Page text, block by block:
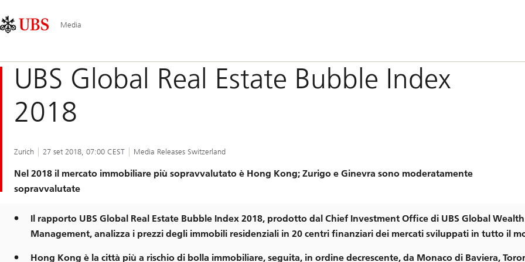
Area
principale
Media
UBS Global Real Estate Bubble Index
2018
Zurich 27 set 2018, 07:00 CEST Media Releases Switzerland
Nel 2018 il mercato immobiliare più sopravvalutato è Hong Kong; Zurigo e Ginevra sono moderatamente
sopravvalutate
Il rapporto UBS Global Real Estate Bubble Index 2018, prodotto dal Chief Investment Office di UBS Global Wealth
Management, analizza i prezzi degli immobili residenziali in 20 centri finanziari dei mercati sviluppati in tutto il
Hong Kong è la città più a rischio di bolla immobiliare, seguita, in ordine decrescente, da Monaco di Baviera,